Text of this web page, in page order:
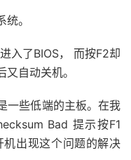
。
入了BIOS， 而按F2却
自动关机。
一些低端的主板。在我
Bad 提示按F1
出现这个问题的解决